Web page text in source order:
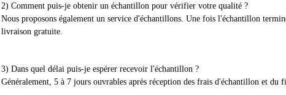
2) Comment puis-je obtenir un échantillon pour vérifier votre qualité ?
Nous proposons également un service d'échantillons. Une fois l'échantillon
livraison gratuite.
3) Dans quel délai puis-je espérer recevoir l'échantillon ?
Généralement, 5 à 7 jours ouvrables après réception des frais d'échantillon et du